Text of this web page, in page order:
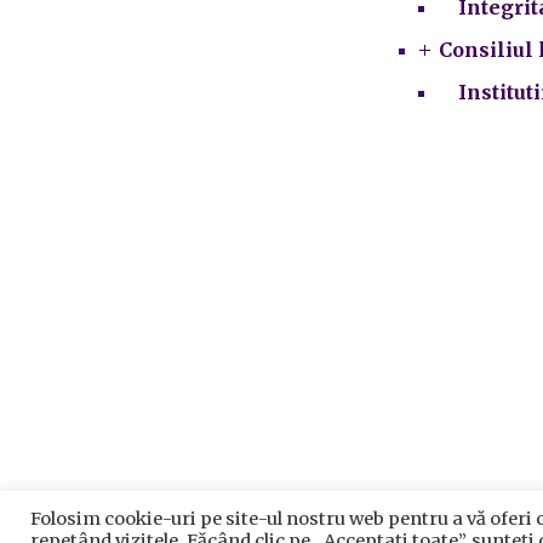
Consiliul
Folosim cookie-uri pe site-ul nostru web pentru a vă